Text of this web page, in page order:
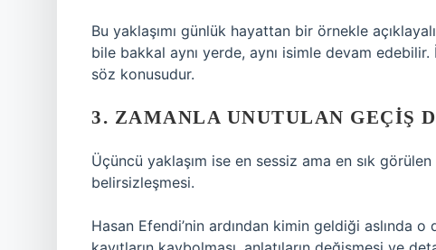
Bu yaklaşımı günlük hayattan bir örnekle
bile bakkal aynı yerde, aynı isimle devam
söz konusudur.
3. ZAMANLA UNUTULAN GEÇIŞ
Üçüncü yaklaşım ise en sessiz ama en sık
belirsizleşmesi.
Hasan Efendi’nin ardından kimin geldiği aslında